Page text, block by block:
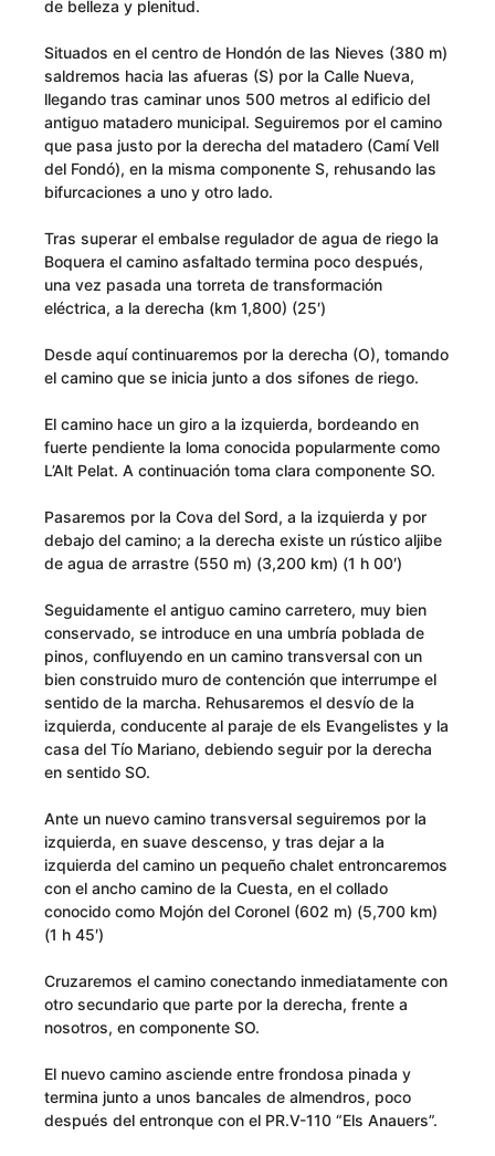
de belleza y plenitud.
Situados en el centro de Hondón de las Nieves (380 m)
saldremos hacia las afueras (S) por la Calle Nueva,
llegando tras caminar unos 500 metros al edificio del
antiguo matadero municipal. Seguiremos por el camino
que pasa justo por la derecha del matadero (Camí Vell
del Fondó), en la misma componente S, rehusando las
bifurcaciones a uno y otro lado.
Tras superar el embalse regulador de agua de riego la
Boquera el camino asfaltado termina poco después,
una vez pasada una torreta de transformación
eléctrica, a la derecha (km 1,800) (25′)
Desde aquí continuaremos por la derecha (O), tomando
el camino que se inicia junto a dos sifones de riego.
El camino hace un giro a la izquierda, bordeando en
fuerte pendiente la loma conocida popularmente como
L’Alt Pelat. A continuación toma clara componente SO.
Pasaremos por la Cova del Sord, a la izquierda y por
debajo del camino; a la derecha existe un rústico aljibe
de agua de arrastre (550 m) (3,200 km) (1 h 00′)
Seguidamente el antiguo camino carretero, muy bien
conservado, se introduce en una umbría poblada de
pinos, confluyendo en un camino transversal con un
bien construido muro de contención que interrumpe el
sentido de la marcha. Rehusaremos el desvío de la
izquierda, conducente al paraje de els Evangelistes y la
casa del Tío Mariano, debiendo seguir por la derecha
en sentido SO.
Ante un nuevo camino transversal seguiremos por la
izquierda, en suave descenso, y tras dejar a la
izquierda del camino un pequeño chalet entroncaremos
con el ancho camino de la Cuesta, en el collado
conocido como Mojón del Coronel (602 m) (5,700 km)
(1 h 45′)
Cruzaremos el camino conectando inmediatamente con
otro secundario que parte por la derecha, frente a
nosotros, en componente SO.
El nuevo camino asciende entre frondosa pinada y
termina junto a unos bancales de almendros, poco
después del entronque con el PR.V-110 “Els Anauers”.